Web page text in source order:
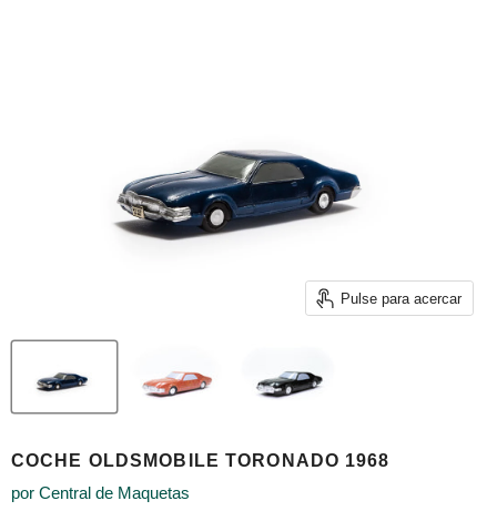
Pulse para acercar
COCHE OLDSMOBILE TORONADO 1968
por Central de Maquetas